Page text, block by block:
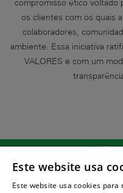
compromisso ético voltado
os clientes com os quais
colaboradores,
ambiente. Essa iniciativa
VALORES e com um
Este website usa
Este website usa cookies